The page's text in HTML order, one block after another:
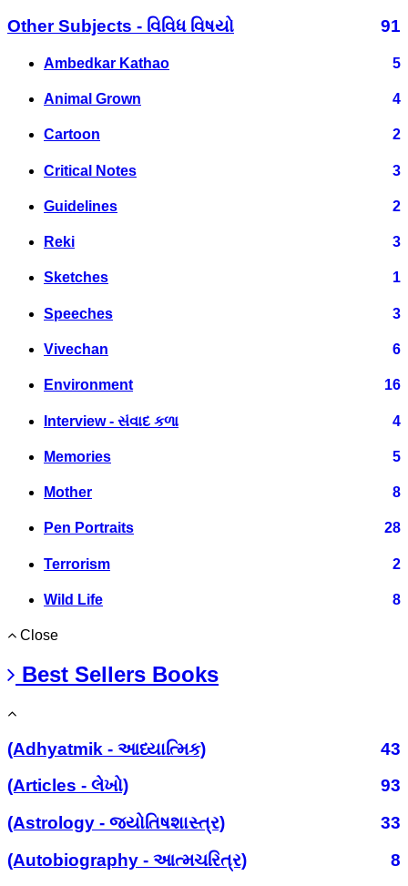
Other Subjects - વિવિધ વિષયો
91
Ambedkar Kathao 5
Animal Grown 4
Cartoon 2
Critical Notes 3
Guidelines 2
Reki 3
Sketches 1
Speeches 3
Vivechan 6
Environment 16
Interview - સંવાદ કળા 4
Memories 5
Mother 8
Pen Portraits 28
Terrorism 2
Wild Life 8
Close
Best Sellers Books
(Adhyatmik - આધ્યાત્મિક)
43
(Articles - લેખો)
93
(Astrology - જ્યોતિષશાસ્ત્ર)
33
(Autobiography - આત્મચરિત્ર)
8